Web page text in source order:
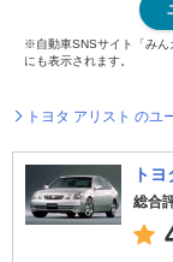
※自動車SNSサイト「みん
にも表示されます。
トヨタ アリスト のユ
ト
総合